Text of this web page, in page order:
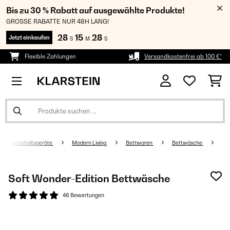
Bis zu 30 % Rabatt auf ausgewählte Produkte!
GROSSE RABATTE NUR 48H LANG!
Jetzt einkaufen 28 S 15 M 28 S
Flexible Zahlungen Versandkostenfrei ab 100 €*
Haushaltsgeräte Modern Living Bettwaren Bettwäsche
Soft Wonder-Edition Bettwäsche
46 Bewertungen